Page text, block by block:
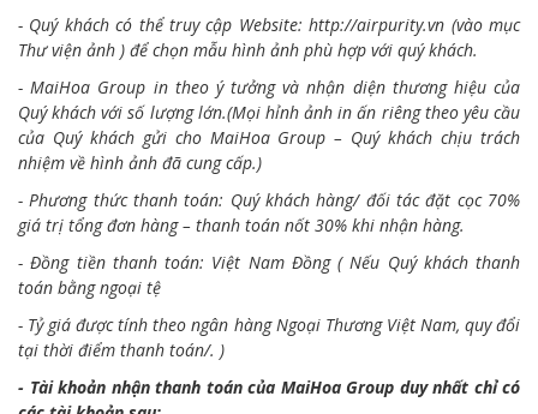
- Quý khách có thể truy cập Website:http://airpurity.vn (vào mục
Thư viện ảnh ) để chọn mẫu hình ảnh phù hợp với quý khách.
- MaiHoa Group in theo ý tưởng và nhận diện thương hiệu của
Quý khách với số lượng lớn.(Mọi hỉnh ảnh in ấn riêng theo yêu cầu
của Quý khách gửi cho MaiHoa Group – Quý khách chịu trách
nhiệm về hình ảnh đã cung cấp.)
- Phương thức thanh toán: Quý khách hàng/ đối tác đặt cọc 70%
giá trị tổng đơn hàng – thanh toán nốt 30% khi nhận hàng.
- Đồng tiền thanh toán: Việt Nam Đồng ( Nếu Quý khách thanh
toán bằng ngoại tệ
- Tỷ giá được tính theo ngân hàng Ngoại Thương Việt Nam, quy đổi
tại thời điểm thanh toán/. )
- Tài khoản nhận thanh toán của MaiHoa Group duy nhất chỉ có